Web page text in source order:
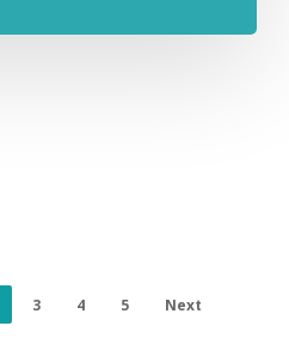
3 4 5 Next
a nuestra